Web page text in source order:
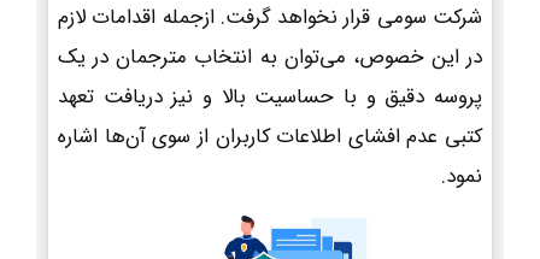
شرکت سومی قرار نخواهد گرفت. ازجمله اقدامات لازم
در این خصوص، می‌توان به انتخاب مترجمان در یک
پروسه دقیق و با حساسیت بالا و نیز دریافت تعهد
کتبی عدم افشای اطلاعات کاربران از سوی آن‌ها اشاره
نمود.